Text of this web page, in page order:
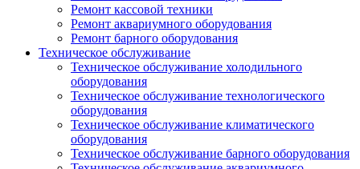
Ремонт кассовой техники
Ремонт аквариумного оборудования
Ремонт барного оборудования
Техническое обслуживание
Техническое обслуживание холодильного
оборудования
Техническое обслуживание технологического
оборудования
Техническое обслуживание климатического
оборудования
Техническое обслуживание барного оборудования